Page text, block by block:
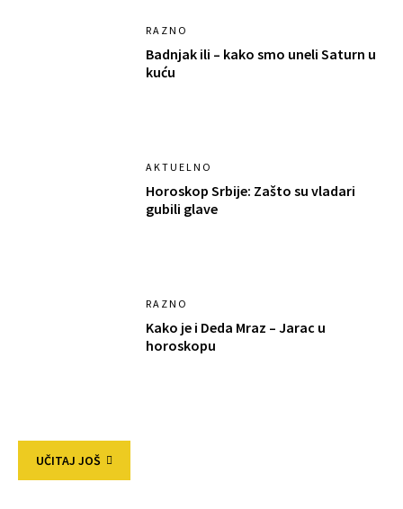
RAZNO
Badnjak ili – kako smo uneli Saturn u
kuću
AKTUELNO
Horoskop Srbije: Zašto su vladari
gubili glave
RAZNO
Kako je i Deda Mraz – Jarac u
horoskopu
UČITAJ JOŠ